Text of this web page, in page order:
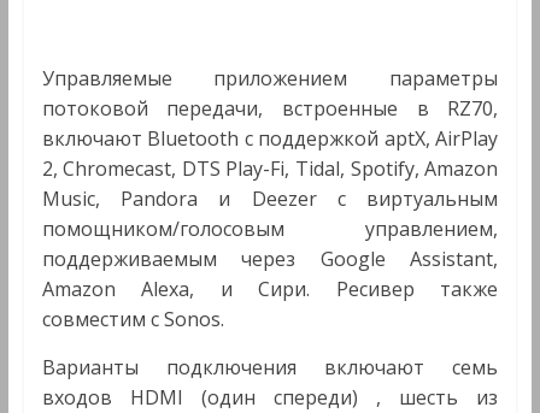
Управляемые приложением параметры
потоковой передачи, встроенные в RZ70,
включают Bluetooth с поддержкой aptX, AirPlay
2, Chromecast, DTS Play-Fi, Tidal, Spotify, Amazon
Music, Pandora и Deezer с виртуальным
помощником/голосовым управлением,
поддерживаемым через Google Assistant,
Amazon Alexa, и Сири. Ресивер также
совместим с Sonos.
Варианты подключения включают семь
входов HDMI (один спереди) , шесть из